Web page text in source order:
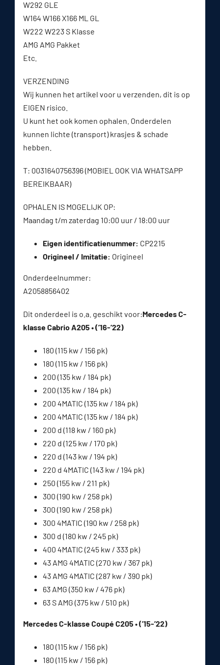
W292 GLE
W164 W166 X166 ML GL
W222 W223 S Klasse
AMG AMG Pakket
Etc.
VERZENDING
Wij kunnen het artikel voor u verzenden, dit is op
EIGEN risico.
U kunt het ook komen ophalen. Onderdelen
kunnen lichte (transport) krasjes & schade
hebben.
T: 0031640756396 (MOBIEL OOK VIA WHATSAPP
BEREIKBAAR)
OPHALEN IS MOGELIJK OP:
Maandag t/m zaterdag 10:00 uur / 18:00 uur
Eigen identificatienummer: CP2215
Origineel / Imitatie: Origineel
Onderdeelnummer:
A2058856402
Dit onderdeel is o.a. geschikt voor:Mercedes C-
klasse Cabrio A205 • (’16-’22)
180 (115 kw / 156 pk)
180 (115 kw / 156 pk)
200 (135 kw / 184 pk)
200 (135 kw / 184 pk)
200 4MATIC (135 kw / 184 pk)
200 4MATIC (135 kw / 184 pk)
200 d (118 kw / 160 pk)
220 d (125 kw / 170 pk)
220 d (143 kw / 194 pk)
220 d 4MATIC (143 kw / 194 pk)
250 (155 kw / 211 pk)
300 (190 kw / 258 pk)
300 (190 kw / 258 pk)
300 4MATIC (190 kw / 258 pk)
300 d (180 kw / 245 pk)
400 4MATIC (245 kw / 333 pk)
43 AMG 4MATIC (270 kw / 367 pk)
43 AMG 4MATIC (287 kw / 390 pk)
63 AMG (350 kw / 476 pk)
63 S AMG (375 kw / 510 pk)
Mercedes C-klasse Coupé C205 • (’15-’22)
180 (115 kw / 156 pk)
180 (115 kw / 156 pk)